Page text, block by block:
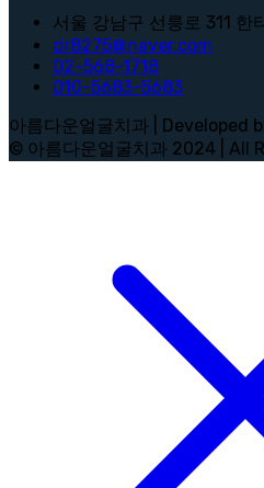
서울 강남구 선릉로 311
dr8275@naver.com
02-568-1718
010-5683-5683
아름다운얼굴치과 | Developed
© 아름다운얼굴치과 2024 | All